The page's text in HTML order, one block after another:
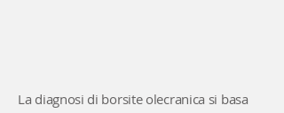
La diagnosi di borsite olecranica si basa